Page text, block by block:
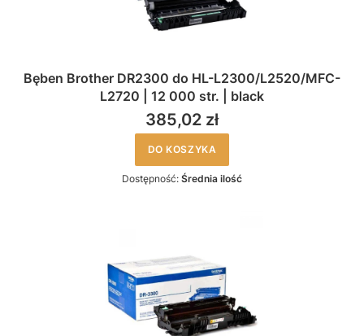
Bęben Brother DR2300 do HL-L2300/L2520/MFC-
L2720 | 12 000 str. | black
385,02 zł
DO KOSZYKA
Dostępność: Średnia ilość